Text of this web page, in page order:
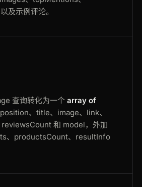
及示例评论。
查询转化为一个 array of
、title、image、link、
和 model，外加
、productsCount、resultInfo